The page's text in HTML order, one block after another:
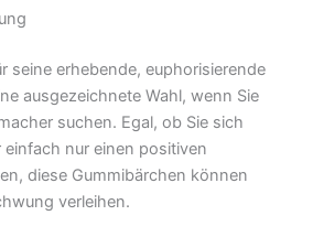
seine erhebende, euphorisierende
ausgezeichnete Wahl, wenn Sie
suchen. Egal, ob Sie sich
nur einen positiven
diese Gummibärchen können
verleihen.